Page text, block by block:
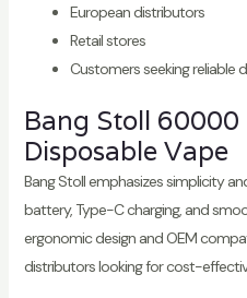
European distributors
Retail stores
Customers seeking reliable
Bang Stoll
Disposable Vape
Bang Stoll emphasizes simplicity
battery, Type-C charging, and
ergonomic design and OEM
distributors looking for cost-